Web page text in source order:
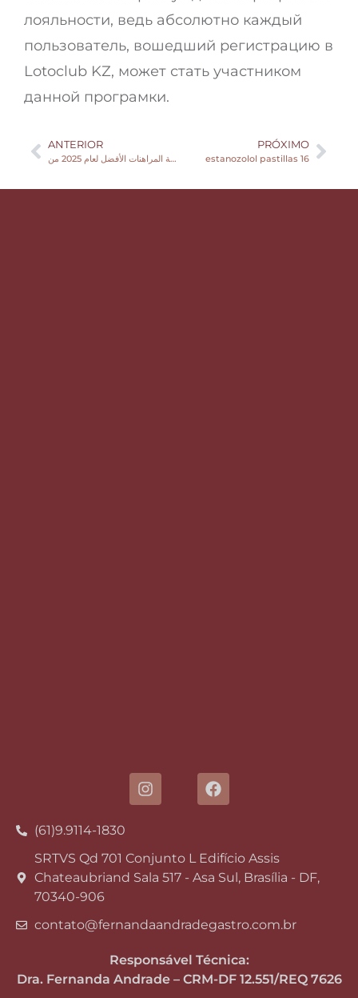
лояльности, ведь абсолютно каждый
пользователь, вошедший регистрацию в
Lotoclub KZ, может стать участником
данной програмки.
ANTERIOR
تقدم منصة المراهنات الأفضل لعام 2025 من Avabet، والتي تتيح لك المراهنة الآن، عروضًا ومكافآت.
PRÓXIMO
estanozolol pastillas 16
(61)9.9114-1830
SRTVS Qd 701 Conjunto L Edifício Assis
Chateaubriand Sala 517 - Asa Sul, Brasília - DF,
70340-906
contato@fernandaandradegastro.com.br
Responsável Técnica:
Dra. Fernanda Andrade – CRM-DF 12.551/REQ 7626